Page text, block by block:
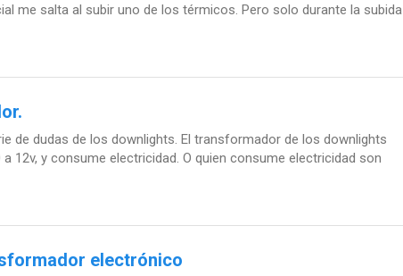
me salta al subir uno de los térmicos. Pero solo durante la subida
de dudas de los downlights. El transformador de los downlights
12v, y consume electricidad. O quien consume electricidad son
electrónico